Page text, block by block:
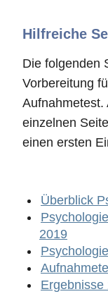
Hilfreiche
Die folgenden
Vorbereitung
Aufnahmetest.
einzelnen
einen ersten
Überblick
2019
Ergebnisse